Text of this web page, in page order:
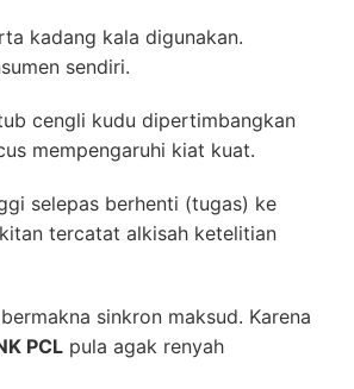
kadang kala digunakan.
sendiri.
cengli kudu dipertimbangkan
mempengaruhi kiat kuat.
selepas berhenti (tugas) ke
tercatat alkisah ketelitian
sinkron maksud. Karena
PCL pula agak renyah